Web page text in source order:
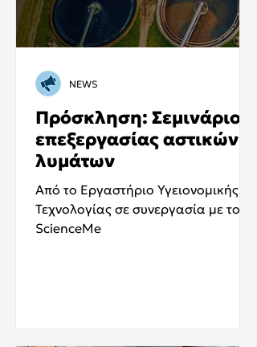
Πρόσκληση: Σεμινάριο
επεξεργασίας αστικών
λυμάτων
Από το Εργαστήριο Υγειονομικής
Τεχνολογίας σε συνεργασία με το
ScienceMe
NEWS